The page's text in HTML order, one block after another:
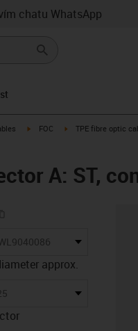
chatu WhatsApp
igus-icon-arrow-right
FOC igus-icon-arrow-right
TPE fibre optic
A: ST,
icon-lieferzeit
approx.